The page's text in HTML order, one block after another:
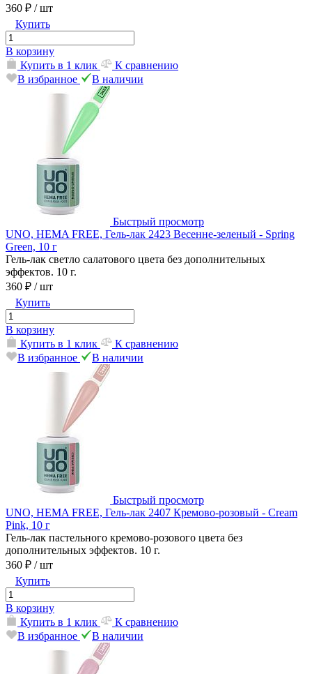
360 ₽ / шт
Купить
В корзину
Купить в 1 клик
К сравнению
В избранное
В наличии
Быстрый просмотр
UNO, HEMA FREE, Гель-лак 2423 Весенне-зеленый - Spring
Green, 10 г
Гель-лак светло салатового цвета без дополнительных
эффектов. 10 г.
360 ₽ / шт
Купить
В корзину
Купить в 1 клик
К сравнению
В избранное
В наличии
Быстрый просмотр
UNO, HEMA FREE, Гель-лак 2407 Кремово-розовый - Cream
Pink, 10 г
Гель-лак пастельного кремово-розового цвета без
дополнительных эффектов. 10 г.
360 ₽ / шт
Купить
В корзину
Купить в 1 клик
К сравнению
В избранное
В наличии